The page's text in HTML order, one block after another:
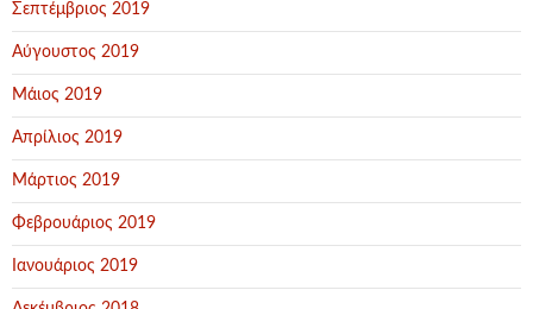
Σεπτέμβριος 2019
Αύγουστος 2019
Μάιος 2019
Απρίλιος 2019
Μάρτιος 2019
Φεβρουάριος 2019
Ιανουάριος 2019